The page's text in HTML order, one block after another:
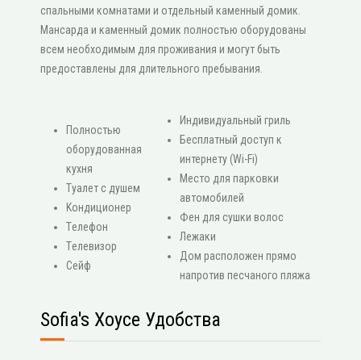
спальными комнатами и отдельный каменный домик.
Мансарда и каменный домик полностью оборудованы
всем необходимым для проживания и могут быть
предоставлены для длительного пребывания.
Πолностью
оборудованная
кухня
Туалет с душем
Κондиционер
Τелефон
Τелевизор
Сейф
Индивидуальный гриль
Бесплатный доступ к
интернету (Wi-Fi)
Место для парковки
автомобилей
Фен для сушки волос
Лежаки
Дом расположен прямо
напротив песчаного пляжа
Sofia's Хоусе Удобства